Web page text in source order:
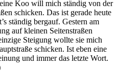
Koo will mich ständig von der
schicken. Das ist gerade heute
ständig bergauf. Gestern am
auf kleinen Seitenstraßen
Steigung wollte sie mich
schicken. Ist eben eine
und immer das letzte Wort.